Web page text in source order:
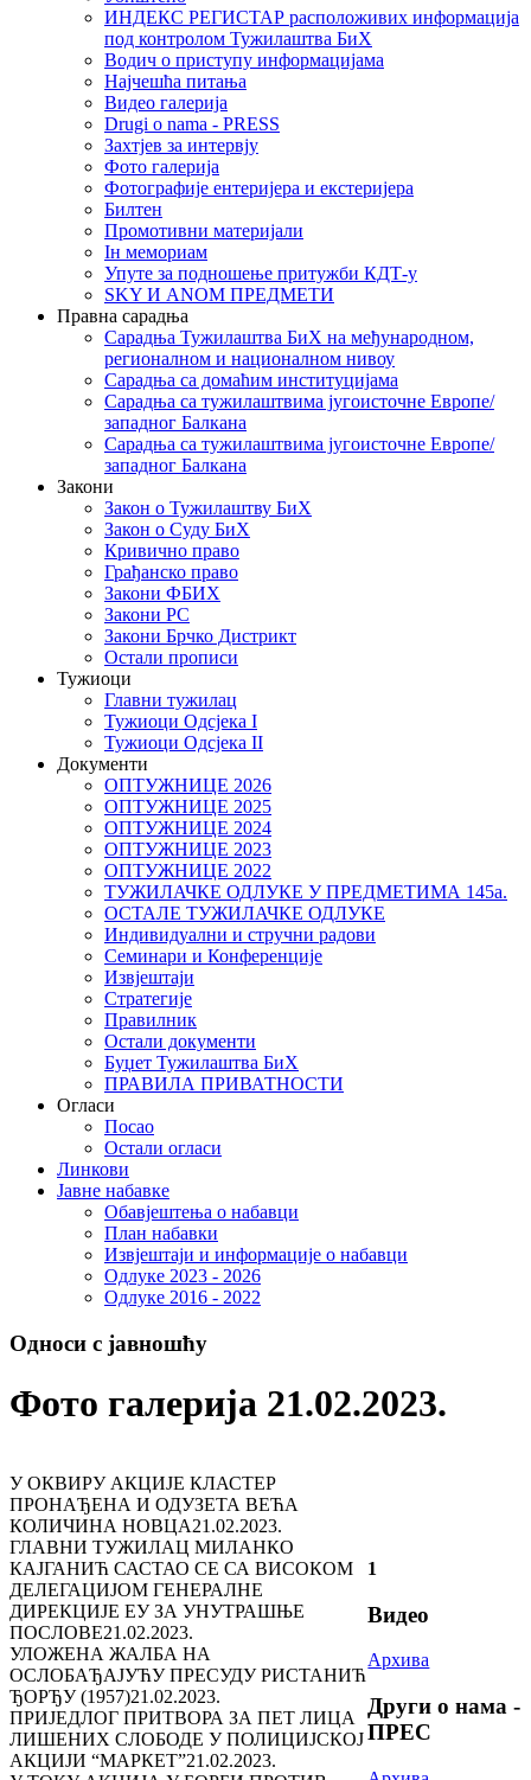
ИНДЕКС РЕГИСТАР расположивих информација
под контролом Тужилаштва БиХ
Водич о приступу информацијама
Најчешћа питања
Видео галерија
Drugi o nama - PRESS
Захтјев за интервју
Фото галерија
Фотографије ентеријера и екстеријера
Билтен
Промотивни материјали
Iн мемориам
Упуте за подношење притужби КДТ-у
SKY И ANOM ПРЕДМЕТИ
Правна сарадња
Сарадња Тужилаштва БиХ на међународном,
регионалном и националном нивоу
Сарадња са домаћим институцијама
Сарадња са тужилаштвима југоисточне Европе/
западног Балкана
Сарадња са тужилаштвима југоисточне Европе/
западног Балкана
Закони
Закон о Тужилаштву БиХ
Закон о Суду БиХ
Кривично право
Грађанско право
Закони ФБИХ
Закони РС
Закони Брчко Дистрикт
Остали прописи
Тужиоци
Главни тужилац
Тужиоци Oдсјекa I
Тужиоци Oдсјекa II
Документи
ОПТУЖНИЦЕ 2026
ОПТУЖНИЦЕ 2025
ОПТУЖНИЦЕ 2024
ОПТУЖНИЦЕ 2023
ОПТУЖНИЦЕ 2022
ТУЖИЛАЧКЕ ОДЛУКЕ У ПРЕДМЕТИМА 145а.
ОСТАЛЕ ТУЖИЛАЧКЕ ОДЛУКЕ
Индивидуални и стручни радови
Семинари и Конференције
Извјештаји
Стратегије
Правилник
Остали документи
Буџет Тужилаштва БиХ
ПРАВИЛА ПРИВАТНОСТИ
Огласи
Посао
Остали огласи
Линкови
Јавне набавке
Обавјештења о набавци
План набавки
Извјештаји и информације о набавци
Одлуке 2023 - 2026
Одлуке 2016 - 2022
Односи с јавношћу
Фото галерија 21.02.2023.
У ОКВИРУ АКЦИЈЕ КЛАСТЕР
ПРОНАЂЕНА И ОДУЗЕТА ВЕЋА
КОЛИЧИНА НОВЦА21.02.2023.
ГЛАВНИ ТУЖИЛАЦ МИЛАНКО
КАЈГАНИЋ САСТАО СЕ СА ВИСОКОМ
ДЕЛЕГАЦИЈОМ ГЕНЕРАЛНЕ
ДИРЕКЦИЈЕ ЕУ ЗА УНУТРАШЊЕ
ПОСЛОВЕ21.02.2023.
УЛОЖЕНА ЖАЛБА НА
ОСЛОБАЂАЈУЋУ ПРЕСУДУ РИСТАНИЋ
ЂОРЂУ (1957)21.02.2023.
ПРИЈЕДЛОГ ПРИТВОРА ЗА ПЕТ ЛИЦА
ЛИШЕНИХ СЛОБОДЕ У ПОЛИЦИЈСКОЈ
АКЦИЈИ “МАРКЕТ”21.02.2023.
1
Видео
Архива
Други о нама -
ПРЕС